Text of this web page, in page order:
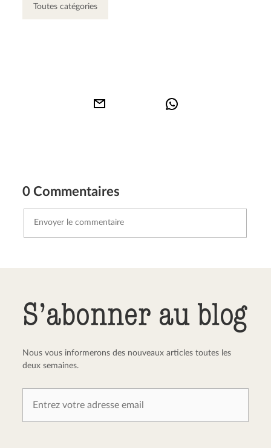
Toutes catégories
0 Commentaires
S’abonner au blog
Nous vous informerons des nouveaux articles toutes les
deux semaines.